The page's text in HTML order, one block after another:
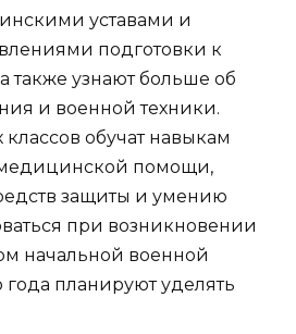
уставами и
подготовки к
также узнают больше об
и военной техники.
обучат навыкам
помощи,
защиты и умению
при возникновении
начальной военной
года планируют уделять